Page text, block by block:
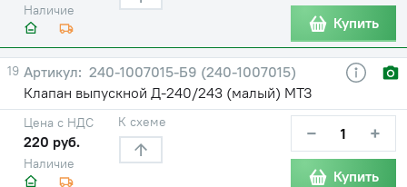
Наличие
Купить
19
240-1007015-Б9 (240-1007015)
Клапан выпускной Д-240/243 (малый) МТЗ
Наличие
Цена с НДС
220 руб.
К схеме − +
Купить